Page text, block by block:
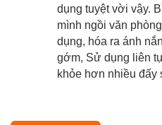
dụng tuyệt vời vậy.
mình ngồi văn
dụng, hóa ra ánh
gớm, Sử dụng liên
khỏe hơn nhiều đấy